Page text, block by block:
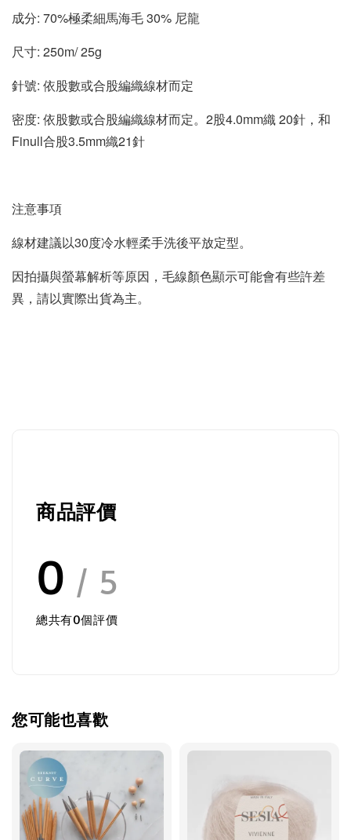
成分: 70%極柔細馬海毛 30% 尼龍
尺寸: 250m/ 25g
針號: 依股數或合股編織線材而定
密度: 依股數或合股編織線材而定。2股4.0mm織 20針，和
Finull合股3.5mm織21針
注意事項
線材建議以30度冷水輕柔手洗後平放定型。
因拍攝與螢幕解析等原因，毛線顏色顯示可能會有些許差
異，請以實際出貨為主。
商品評價
0 / 5
總共有0個評價
您可能也喜歡